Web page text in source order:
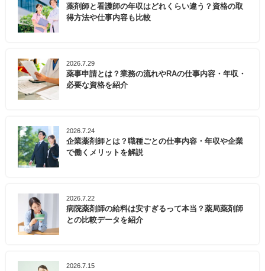
薬剤師と看護師の年収はどれくらい違う？資格の取
得方法や仕事内容も比較
2026.7.29
薬事申請とは？業務の流れやRAの仕事内容・年収・
必要な資格を紹介
2026.7.24
企業薬剤師とは？職種ごとの仕事内容・年収や企業
で働くメリットを解説
2026.7.22
病院薬剤師の給料は安すぎるって本当？薬局薬剤師
との比較データを紹介
2026.7.15